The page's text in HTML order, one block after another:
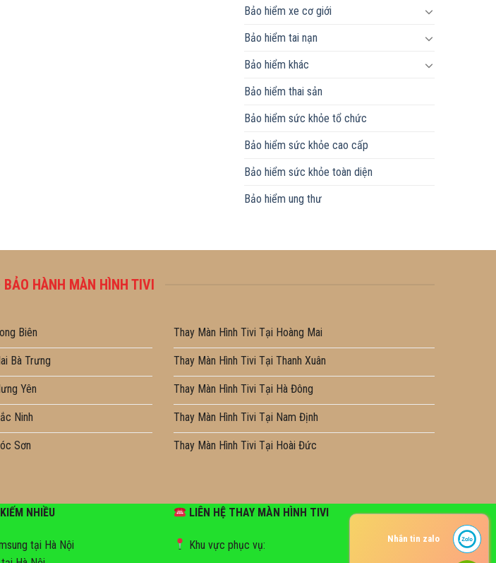
Bảo hiểm xe cơ giới
Bảo hiểm tai nạn
Bảo hiểm khác
Bảo hiểm thai sản
Bảo hiểm sức khỏe tổ chức
Bảo hiểm sức khỏe cao cấp
Bảo hiểm sức khỏe toàn diện
Bảo hiểm ung thư
HÀNH MÀN HÌNH TIVI
Biên
Bà Trưng
Yên
Ninh
Sơn
Thay Màn Hình Tivi Tại Hoàng Mai
Thay Màn Hình Tivi Tại Thanh Xuân
Thay Màn Hình Tivi Tại Hà Đông
Thay Màn Hình Tivi Tại Nam Định
Thay Màn Hình Tivi Tại Hoài Đức
NHIỀU
tại Hà Nội
LIÊN HỆ THAY MÀN HÌNH TIVI
Khu vực phục vụ: Nhắn tin zalo